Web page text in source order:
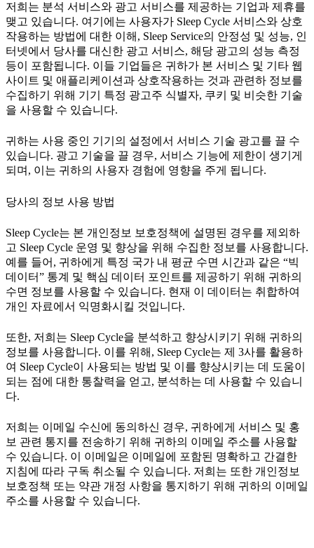
저희는 분석 서비스와 광고 서비스를 제공하는 기업과 제휴를
맺고 있습니다. 여기에는 사용자가 Sleep Cycle 서비스와 상호
작용하는 방법에 대한 이해, Sleep Service의 안정성 및 성능, 인
터넷에서 당사를 대신한 광고 서비스, 해당 광고의 성능 측정
등이 포함됩니다. 이들 기업들은 귀하가 본 서비스 및 기타 웹
사이트 및 애플리케이션과 상호작용하는 것과 관련하 정보를
수집하기 위해 기기 특정 광고주 식별자, 쿠키 및 비슷한 기술
을 사용할 수 있습니다.
귀하는 사용 중인 기기의 설정에서 서비스 기술 광고를 끌 수
있습니다. 광고 기술을 끌 경우, 서비스 기능에 제한이 생기게
되며, 이는 귀하의 사용자 경험에 영향을 주게 됩니다.
당사의 정보 사용 방법
Sleep Cycle는 본 개인정보 보호정책에 설명된 경우를 제외하
고 Sleep Cycle 운영 및 향상을 위해 수집한 정보를 사용합니다.
예를 들어, 귀하에게 특정 국가 내 평균 수면 시간과 같은 “빅
데이터” 통계 및 핵심 데이터 포인트를 제공하기 위해 귀하의
수면 정보를 사용할 수 있습니다. 현재 이 데이터는 취합하여
개인 자료에서 익명화시킬 것입니다.
또한, 저희는 Sleep Cycle을 분석하고 향상시키기 위해 귀하의
정보를 사용합니다. 이를 위해, Sleep Cycle는 제 3사를 활용하
여 Sleep Cycle이 사용되는 방법 및 이를 향상시키는 데 도움이
되는 점에 대한 통찰력을 얻고, 분석하는 데 사용할 수 있습니
다.
저희는 이메일 수신에 동의하신 경우, 귀하에게 서비스 및 홍
보 관련 통지를 전송하기 위해 귀하의 이메일 주소를 사용할
수 있습니다. 이 이메일은 이메일에 포함된 명확하고 간결한
지침에 따라 구독 취소될 수 있습니다. 저희는 또한 개인정보
보호정책 또는 약관 개정 사항을 통지하기 위해 귀하의 이메일
주소를 사용할 수 있습니다.